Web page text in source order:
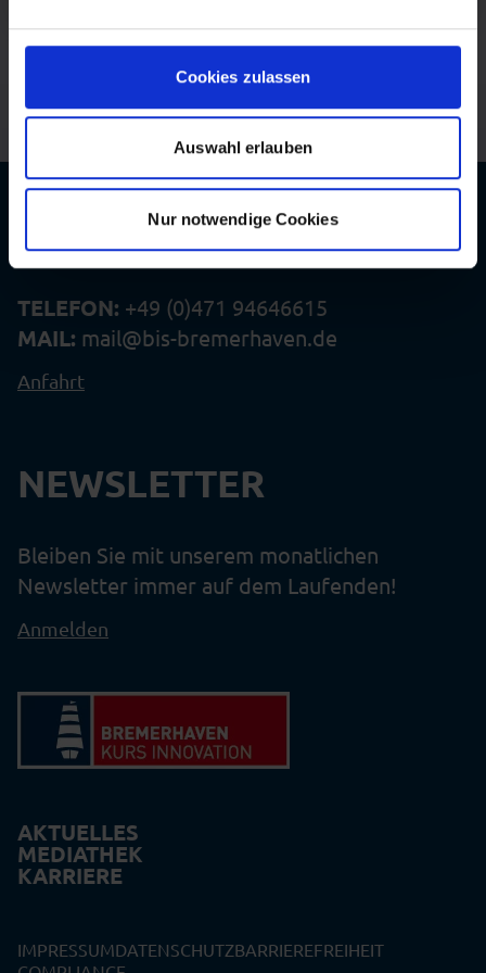
Mit Ihrer Einstellung willigen Sie in die beschriebenen
Vorgänge ein. Sie können Ihre Einwilligung mit Wirkung
in unserer Datenschutzerklärung.
Cookies zulassen
Auswahl erlauben
Nur notwendige Cookies
Alexandra Schaffer
KONTAKT
TELEFON: +49 (0)471 94646615
MAIL: mail@bis-bremerhaven.de
Anfahrt
NEWSLETTER
Bleiben Sie mit unserem monatlichen
Newsletter immer auf dem Laufenden!
Anmelden
AKTUELLES
MEDIATHEK
KARRIERE
IMPRESSUMDATENSCHUTZBARRIEREFREIHEIT